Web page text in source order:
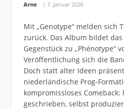
Arne 7. Januar 2026
Mit „Genotype“ melden sich
zurück. Das Album bildet
Gegenstück zu „Phénotype“
Veröffentlichung sich die
Doch statt alter Ideen
niederländische Prog-
kompromissloses
geschrieben, selbst